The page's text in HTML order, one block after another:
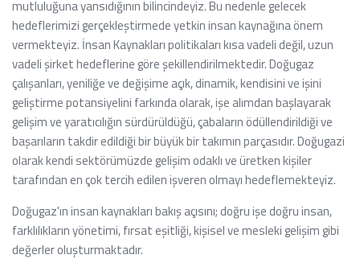
mutluluğuna yansıdığının bilincindeyiz. Bu nedenle gelecek
hedeflerimizi gerçekleştirmede yetkin insan kaynağına önem
vermekteyiz. İnsan Kaynakları politikaları kısa vadeli değil, uzun
vadeli şirket hedeflerine göre şekillendirilmektedir. Doğugaz
çalışanları, yeniliğe ve değişime açık, dinamik, kendisini ve işini
geliştirme potansiyelini farkında olarak, işe alımdan başlayarak
gelişim ve yaratıcılığın sürdürüldüğü, çabaların ödüllendirildiği ve
başarıların takdir edildiği bir büyük bir takımın parçasıdır. Doğugazi
olarak kendi sektörümüzde gelişim odaklı ve üretken kişiler
tarafından en çok tercih edilen işveren olmayı hedeflemekteyiz.
Doğugaz'ın insan kaynakları bakış açısını; doğru işe doğru insan,
farklılıkların yönetimi, fırsat eşitliği, kişisel ve mesleki gelişim gibi
değerler oluşturmaktadır.